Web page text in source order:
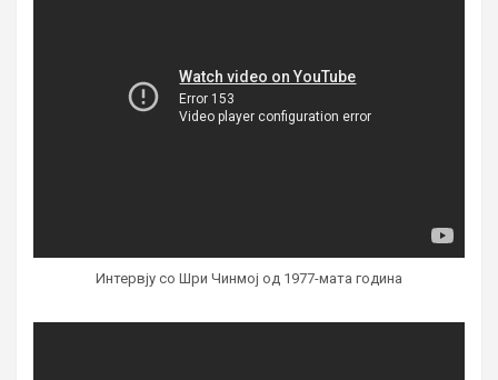
Интервју со Шри Чинмој од 1977-мата година